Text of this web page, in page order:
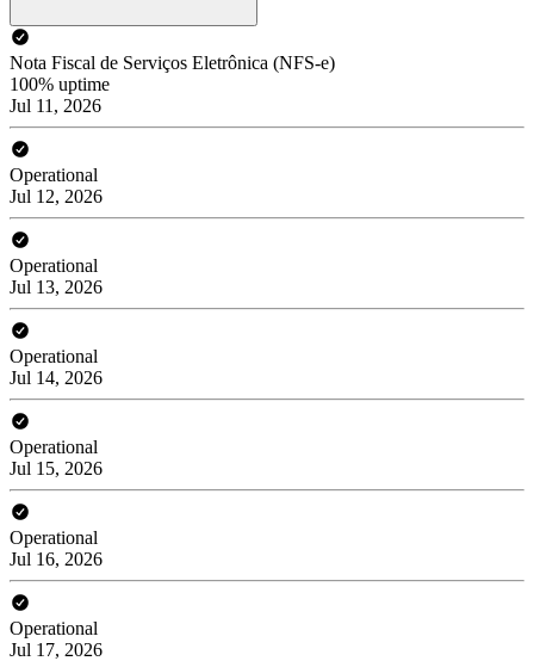
Nota Fiscal de Serviços Eletrônica (NFS-e)
100% uptime
Jul 11, 2026
Operational
Jul 12, 2026
Operational
Jul 13, 2026
Operational
Jul 14, 2026
Operational
Jul 15, 2026
Operational
Jul 16, 2026
Operational
Jul 17, 2026